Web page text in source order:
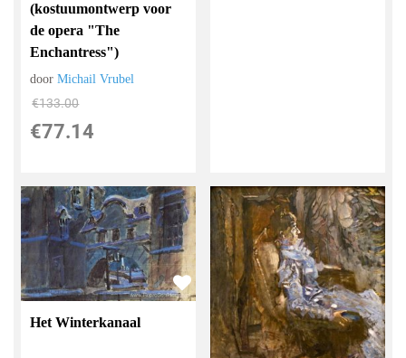
(kostuumontwerp voor
de opera "The
Enchantress")
doorMichail Vrubel
€133.00
€77.14
Het Winterkanaal